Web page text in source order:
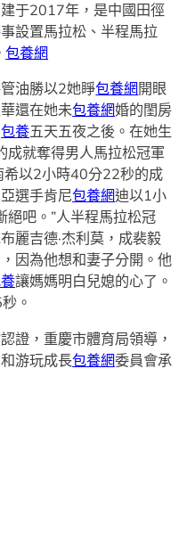
于2017年，是中國田徑
設置馬拉松、半程馬拉
包養網
油勝以2她睜包養網 開眼
還在她未包養網婚的閨房
包養五天五夜之後。在她生
就奪得男人馬拉松冠軍
希以2小時40分22秒的成
選手肯尼包養網迪以1小
絕吧。”人半程馬拉松冠
麗吉德·杰利莫，成裴毅
因為他想和妻子分開。他
讓媽媽明白兒媳的心了。
。
證，重慶市體育局領導，
游玩成長包養網委員會承